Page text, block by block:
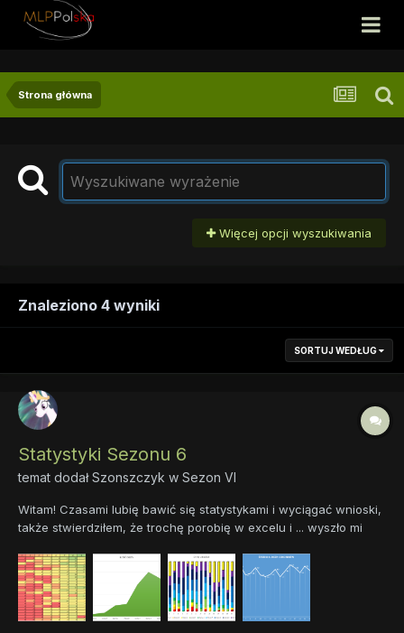
Strona główna
Więcej opcji wyszukiwania
Znaleziono 4 wyniki
SORTUJ WEDŁUG
Statystyki Sezonu 6
temat dodałSzonszczyk w Sezon VI
Witam! Czasami lubię bawić się statystykami i wyciągać wnioski,
także stwierdziłem, że trochę porobię w excelu i ... wyszło mi
niektórych tematach o odcinkach (stworzonych przez @Dayan i
@Cheese[nie lubię was za to ]) brakowało oceny "1...